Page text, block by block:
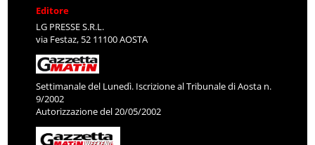
Editore
LG PRESSE S.R.L.
via Festaz, 52 11100 AOSTA
Settimanale del Lunedì. Iscrizione al Tribunale di Aosta n.
9/2002
Autorizzazione del 20/05/2002